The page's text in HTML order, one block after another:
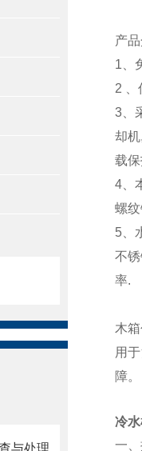
与处理
产
1、
2 、
3、
却
载
4、
螺
5、
不
率.
木
用
障。
冷
一